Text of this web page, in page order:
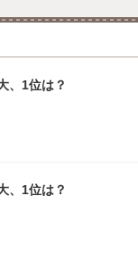
、1位は？
、1位は？